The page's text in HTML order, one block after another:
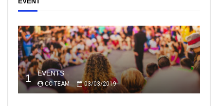
1 EVENTS
CC TEAM 03/03/2019